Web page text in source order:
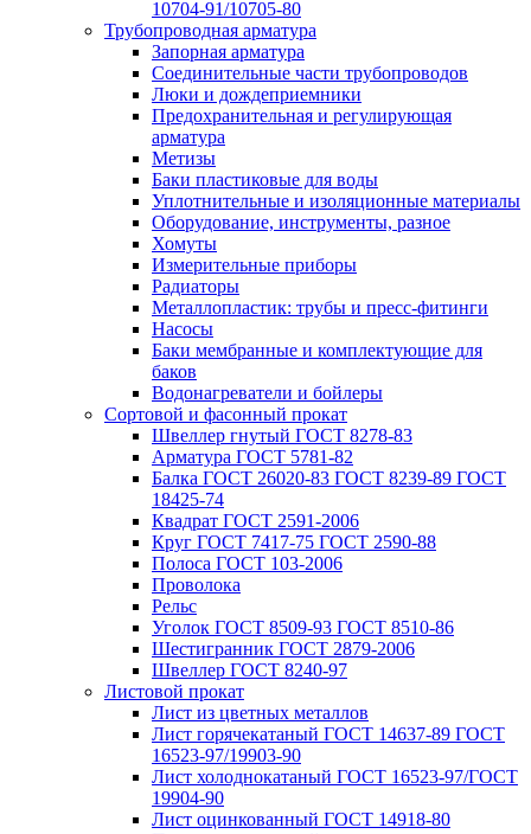
10704-91/10705-80
Трубопроводная арматура
Запорная арматура
Соединительные части трубопроводов
Люки и дождеприемники
Предохранительная и регулирующая
арматура
Метизы
Баки пластиковые для воды
Уплотнительные и изоляционные материалы
Оборудование, инструменты, разное
Хомуты
Измерительные приборы
Радиаторы
Металлопластик: трубы и пресс-фитинги
Насосы
Баки мембранные и комплектующие для
баков
Водонагреватели и бойлеры
Сортовой и фасонный прокат
Швеллер гнутый ГОСТ 8278-83
Арматура ГОСТ 5781-82
Балка ГОСТ 26020-83 ГОСТ 8239-89 ГОСТ
18425-74
Квадрат ГОСТ 2591-2006
Круг ГОСТ 7417-75 ГОСТ 2590-88
Полоса ГОСТ 103-2006
Проволока
Рельс
Уголок ГОСТ 8509-93 ГОСТ 8510-86
Шестигранник ГОСТ 2879-2006
Швеллер ГОСТ 8240-97
Листовой прокат
Лист из цветных металлов
Лист горячекатаный ГОСТ 14637-89 ГОСТ
16523-97/19903-90
Лист холоднокатаный ГОСТ 16523-97/ГОСТ
19904-90
Лист оцинкованный ГОСТ 14918-80